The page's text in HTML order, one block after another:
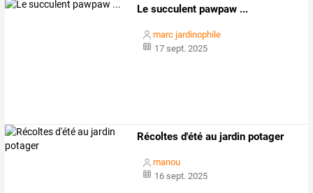
Le succulent pawpaw ...
marc jardinophile
17 sept. 2025
Récoltes d'été au jardin potager
manou
16 sept. 2025